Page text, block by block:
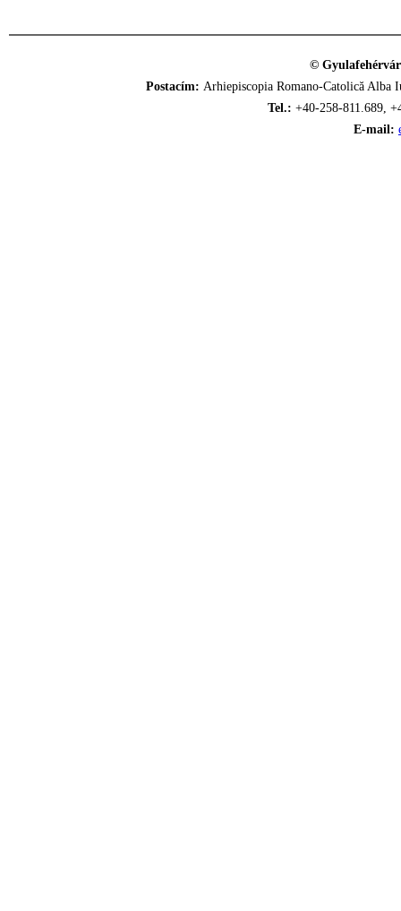
©
Postacím: Arhiepiscopia Romano-Catolică
Tel.: +40-258-811.689,
E-mail: